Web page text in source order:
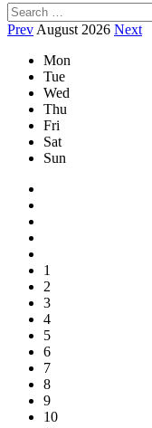
Search
for:
Prev August 2026 Next
Mon
Tue
Wed
Thu
Fri
Sat
Sun
1
2
3
4
5
6
7
8
9
10